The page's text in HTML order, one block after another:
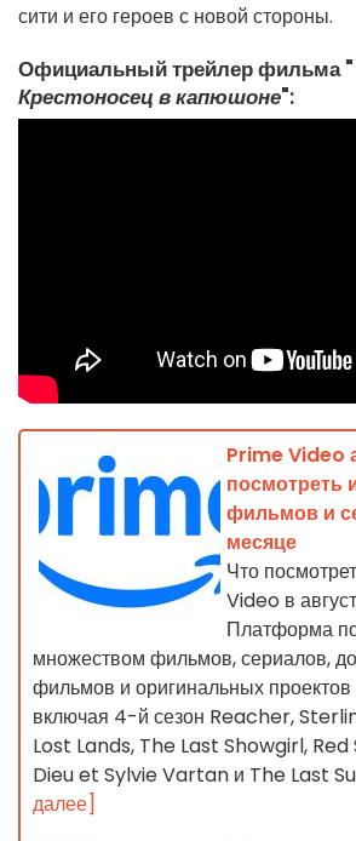
сити и его героев с новой стороны.
Официальный трейлер фильма "
Крестоносец в капюшоне":
Prime Video
посмотреть
фильмов и
месяце
Что
Video в
Платформа
множеством фильмов, сериалов,
фильмов и оригинальных
включая 4-й сезон Reacher,
Lost Lands, The Last Showgirl,
Dieu et Sylvie Vartan и The Last
далее]